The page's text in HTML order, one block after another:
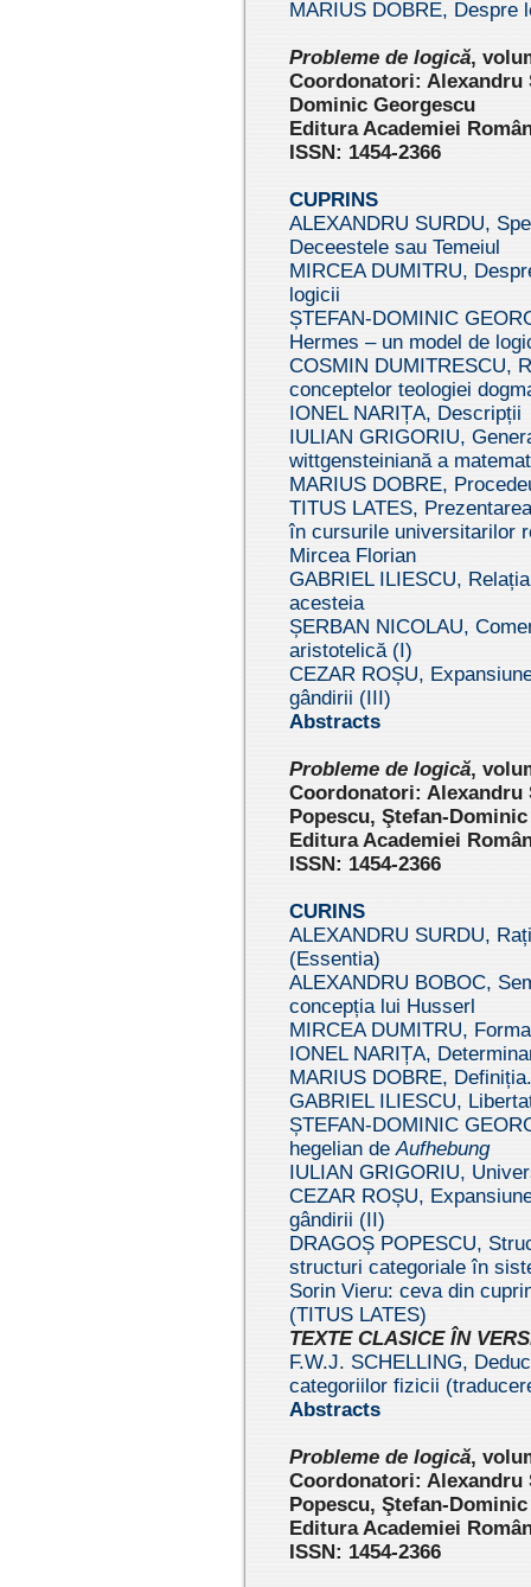
MARIUS DOBRE, Despre
Probleme de logică,
Coordonatori: Alexandru
Dominic Georgescu
Editura Academiei
ISSN: 1454-2366
CUPRINS
ALEXANDRU SURDU,
Deceestele sau Temeiul
MIRCEA DUMITRU,
logicii
ȘTEFAN-DOMINIC
Hermes – un model de
COSMIN DUMITRESCU,
conceptelor teologiei
IONEL NARIȚA, Descripții
IULIAN GRIGORIU,
wittgensteiniană a
MARIUS DOBRE,
TITUS LATES,
în cursurile universitarilor
Mircea Florian
GABRIEL ILIESCU,
acesteia
ȘERBAN NICOLAU,
aristotelică (I)
CEZAR ROȘU,
gândirii (III)
Abstracts
Probleme de logică,
Coordonatori: Alexandru
Popescu, Ştefan-
Editura Academiei
ISSN: 1454-2366
CURINS
ALEXANDRU SURDU,
(Essentia)
ALEXANDRU BOBOC,
concepția lui Husserl
MIRCEA DUMITRU,
IONEL NARIȚA,
MARIUS DOBRE,
GABRIEL ILIESCU,
ȘTEFAN-DOMINIC
hegelian deAufhebung
IULIAN GRIGORIU,
CEZAR ROȘU,
gândirii (II)
DRAGOȘ POPESCU,
structuri categoriale în
Sorin Vieru: ceva din
(TITUS LATES)
TEXTE CLASICE ÎN
F.W.J. SCHELLING,
categoriilor fizicii
Abstracts
Probleme de logică, volu
Coordonatori: Alexandru
Popescu, Ştefan-
Editura Academiei
ISSN: 1454-2366